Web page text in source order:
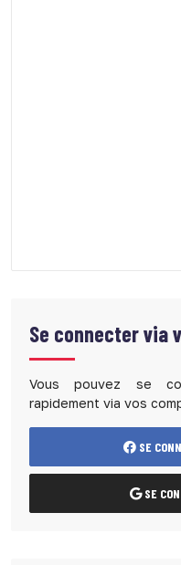
Se connecter via
Vous pouvez se
rapidement via vos
SE
SE